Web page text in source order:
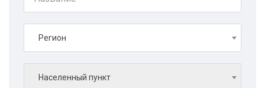
Регион
Населенный пункт